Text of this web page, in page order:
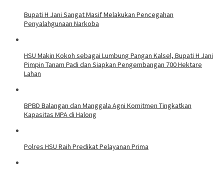
Bupati H Jani Sangat Masif Melakukan Pencegahan
Penyalahgunaan Narkoba
HSU Makin Kokoh sebagai Lumbung Pangan Kalsel, Bupati H Jani
Pimpin Tanam Padi dan Siapkan Pengembangan 700 Hektare
Lahan
BPBD Balangan dan Manggala Agni Komitmen Tingkatkan
Kapasitas MPA di Halong
Polres HSU Raih Predikat Pelayanan Prima